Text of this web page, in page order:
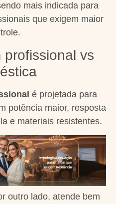
mais indicada para
que exigem maior
profissional vs
é projetada para
potência maior, resposta
e materiais resistentes.
outro lado, atende bem